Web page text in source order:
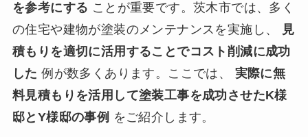
を参考にする ことが重要です。茨木市では、多く
の住宅や建物が塗装のメンテナンスを実施し、
見
積もりを適切に活用することでコスト削減に成功
した 例が数多くあります。ここでは、 実際に無
料見積もりを活用して塗装工事を成功させたK様
邸とY様邸の事例 をご紹介します。